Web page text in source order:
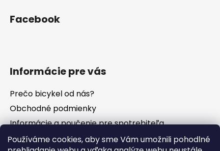
Používáme cookies, aby sme Vám umožnili pohodlné
Facebook
Informácie pre vás
Prečo bicykel od nás?
Obchodné podmienky
Informácie a poučenie pre spotrebiteľa
Vrátenie tovaru - odstúpenie od zmluvy